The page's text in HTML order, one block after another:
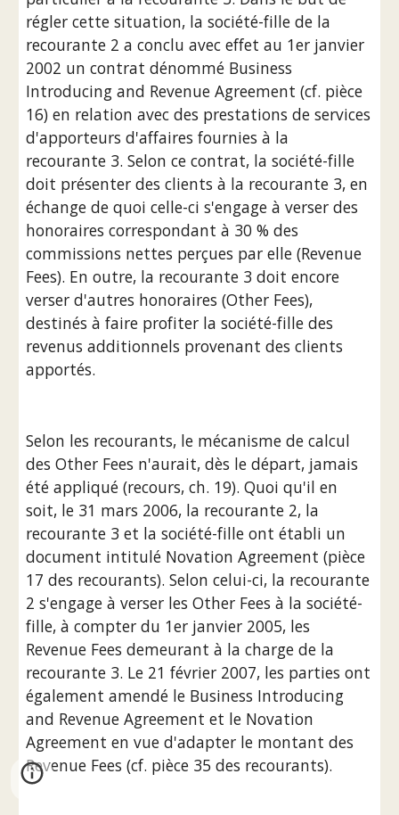
régler cette situation, la société-fille de la
recourante 2 a conclu avec effet au 1er janvier
2002 un contrat dénommé Business
Introducing and Revenue Agreement (cf. pièce
16) en relation avec des prestations de services
d'apporteurs d'affaires fournies à la
recourante 3. Selon ce contrat, la société-fille
doit présenter des clients à la recourante 3, en
échange de quoi celle-ci s'engage à verser des
honoraires correspondant à 30 % des
commissions nettes perçues par elle (Revenue
Fees). En outre, la recourante 3 doit encore
verser d'autres honoraires (Other Fees),
destinés à faire profiter la société-fille des
revenus additionnels provenant des clients
apportés.
Selon les recourants, le mécanisme de calcul
des Other Fees n'aurait, dès le départ, jamais
été appliqué (recours, ch. 19). Quoi qu'il en
soit, le 31 mars 2006, la recourante 2, la
recourante 3 et la société-fille ont établi un
document intitulé Novation Agreement (pièce
17 des recourants). Selon celui-ci, la recourante
2 s'engage à verser les Other Fees à la société-
fille, à compter du 1er janvier 2005, les
Revenue Fees demeurant à la charge de la
recourante 3. Le 21 février 2007, les parties ont
également amendé le Business Introducing
and Revenue Agreement et le Novation
Agreement en vue d'adapter le montant des
Revenue Fees (cf. pièce 35 des recourants).